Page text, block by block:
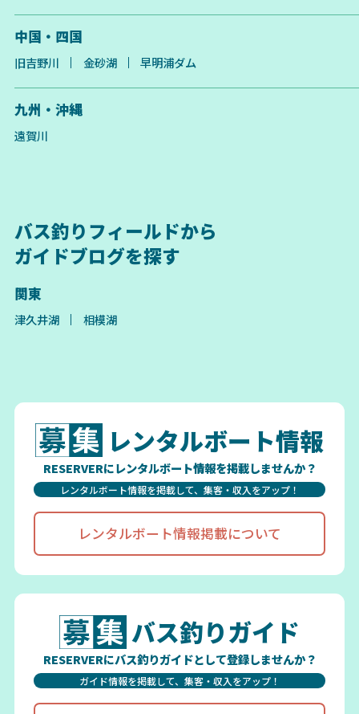
中国・四国
旧吉野川 金砂湖 早明浦ダム
九州・沖縄
遠賀川
バス釣りフィールドから
ガイドブログを探す
関東
津久井湖 相模湖
レンタルボート情報
RESERVERにレンタルボート情報を掲載しませんか？
レンタルボート情報を掲載して、集客・収入をアップ！
レンタルボート情報掲載について
バス釣りガイド
RESERVERにバス釣りガイドとして登録しませんか？
ガイド情報を掲載して、集客・収入をアップ！